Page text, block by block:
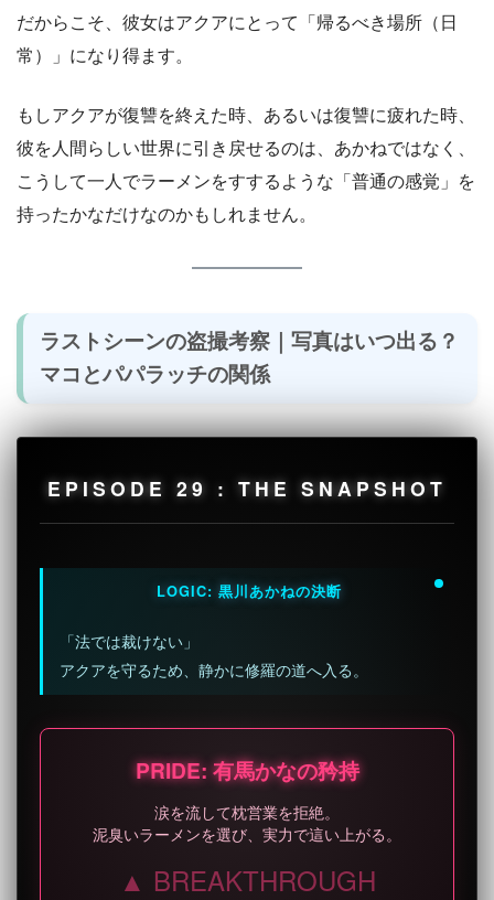
だからこそ、彼女はアクアにとって「帰るべき場所（日
常）」になり得ます。
もしアクアが復讐を終えた時、あるいは復讐に疲れた時、
彼を人間らしい世界に引き戻せるのは、あかねではなく、
こうして一人でラーメンをすするような「普通の感覚」を
持ったかなだけなのかもしれません。
ラストシーンの盗撮考察｜写真はいつ出る？
マコとパパラッチの関係
EPISODE 29 : THE SNAPSHOT
LOGIC: 黒川あかねの決断
「法では裁けない」
アクアを守るため、静かに修羅の道へ入る。
PRIDE: 有馬かなの矜持
涙を流して枕営業を拒絶。
泥臭いラーメンを選び、実力で這い上がる。
▲ BREAKTHROUGH